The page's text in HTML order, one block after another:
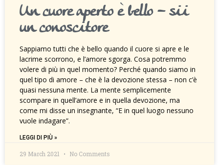
Un cuore aperto è bello – sii
un conoscitore
Sappiamo tutti che è bello quando il cuore si apre e le
lacrime scorrono, e l’amore sgorga. Cosa potremmo
volere di più in quel momento? Perché quando siamo in
quel tipo di amore – che è la devozione stessa – non c’è
quasi nessuna mente. La mente semplicemente
scompare in quell’amore e in quella devozione, ma
come mi disse un insegnante, “E in quel luogo nessuno
vuole indagare”.
LEGGI DI PIÙ »
29 March 2021 No Comments